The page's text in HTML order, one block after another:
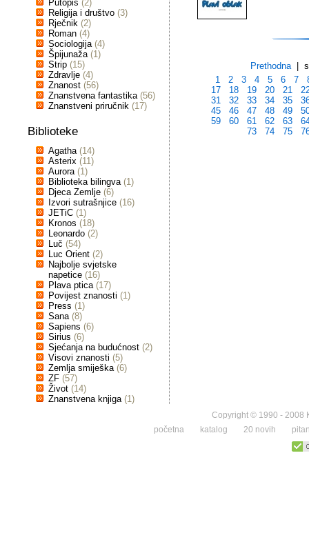
Putopis (2)
Religija i društvo (3)
Rječnik (2)
Roman (4)
Sociologija (4)
Špijunaža (1)
Strip (15)
Zdravlje (4)
Znanost (56)
Znanstvena fantastika (56)
Znanstveni priručnik (17)
Biblioteke
Agatha (14)
Asterix (11)
Aurora (1)
Biblioteka bilingva (1)
Djeca Zemlje (6)
Izvori sutrašnjice (16)
JETiC (1)
Kronos (18)
Leonardo (2)
Luč (54)
Luc Orient (2)
Najbolje svjetske
napetice (16)
Plava ptica (17)
Povijest znanosti (1)
Press (1)
Sana (8)
Sapiens (6)
Sirius (6)
Sjećanja na budućnost (2)
Visovi znanosti (5)
Zemlja smiješka (6)
ZF (57)
Život (14)
Znanstvena knjiga (1)
Prethodna|
1
2 3 4 5 6 7
17
18 19 20 21
31
32 33 34 35
45
46 47 48 49
59
60 61 62 63
73
74 75
Copyright © 1990 - 2008
početna
katalog 20 novih